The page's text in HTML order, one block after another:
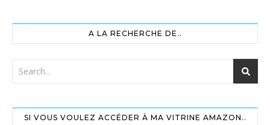
A LA RECHERCHE DE..
SI VOUS VOULEZ ACCÉDER À MA VITRINE AMAZON..